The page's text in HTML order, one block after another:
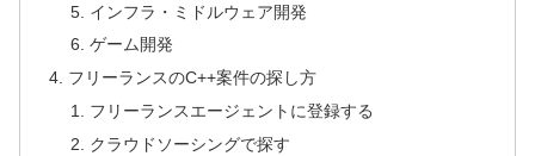
インフラ・ミドルウェア開発
ゲーム開発
フリーランスのC++案件の探し方
フリーランスエージェントに登録する
クラウドソーシングで探す